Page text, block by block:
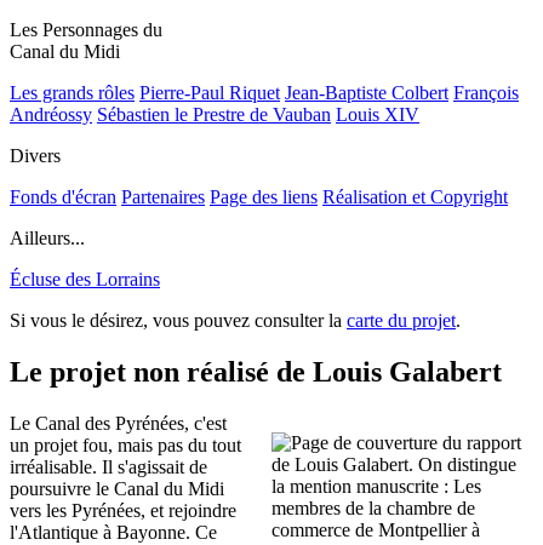
Les Personnages du
Canal du Midi
Les grands rôles Pierre-Paul Riquet Jean-Baptiste Colbert François
Andréossy Sébastien le Prestre de Vauban Louis XIV
Divers
Fonds d'écran Partenaires Page des liens Réalisation et Copyright
Ailleurs...
Écluse des Lorrains
Si vous le désirez, vous pouvez consulter la carte du projet.
Le projet non réalisé de Louis Galabert
Le Canal des Pyrénées, c'est
un projet fou, mais pas du tout
irréalisable. Il s'agissait de
poursuivre le Canal du Midi
vers les Pyrénées, et rejoindre
l'Atlantique à Bayonne. Ce